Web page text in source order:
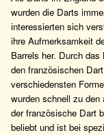
wurden die Darts
interessierten sich
ihre Aufmerksamkeit
Barrels her. Durch
den französischen
verschiedensten
wurden schnell zu
der französische Dart
beliebt und ist bei